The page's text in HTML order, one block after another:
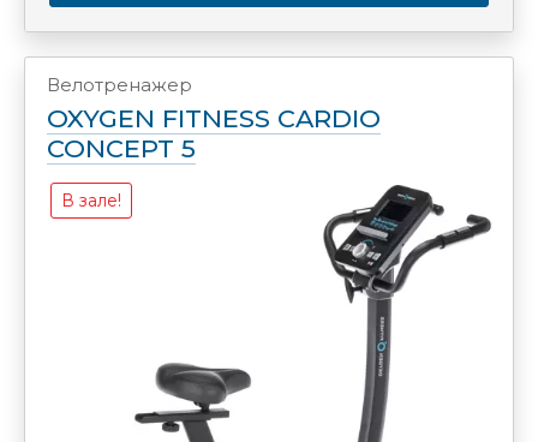
Велотренажер
OXYGEN FITNESS CARDIO
CONCEPT 5
В зале!